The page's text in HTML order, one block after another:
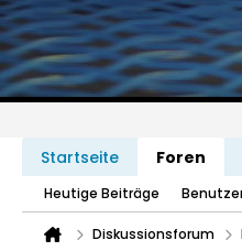
Startseite Foren
Heutige Beiträge
Diskussionsforum